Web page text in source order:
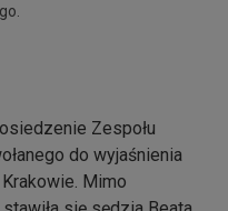
Zespołu
do wyjaśnienia
Mimo